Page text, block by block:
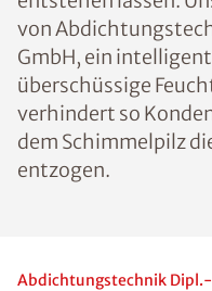
von
GmbH, ein
überschüssige
verhindert so
dem Schimmelpilz
entzogen.
Abdichtungstechnik Dipl.-